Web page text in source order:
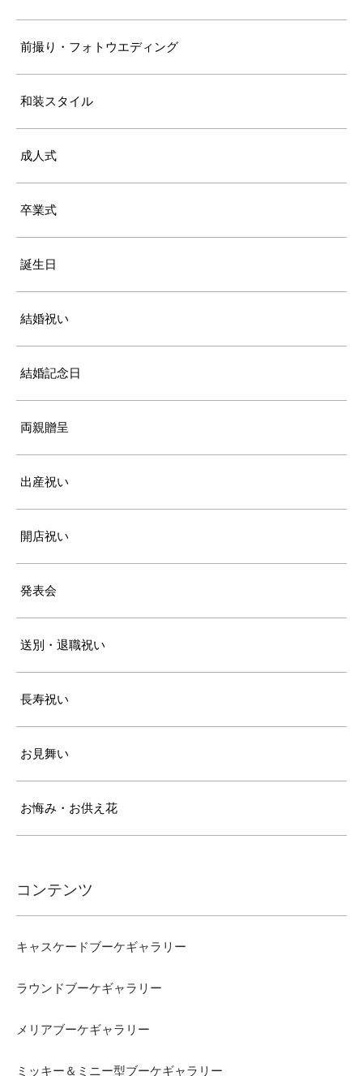
前撮り・フォトウエディング
和装スタイル
成人式
卒業式
誕生日
結婚祝い
結婚記念日
両親贈呈
出産祝い
開店祝い
発表会
送別・退職祝い
長寿祝い
お見舞い
お悔み・お供え花
コンテンツ
キャスケードブーケギャラリー
ラウンドブーケギャラリー
メリアブーケギャラリー
ミッキー＆ミニー型ブーケギャラリー